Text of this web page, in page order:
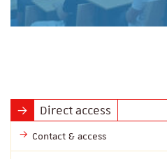
Direct access
Contact & access